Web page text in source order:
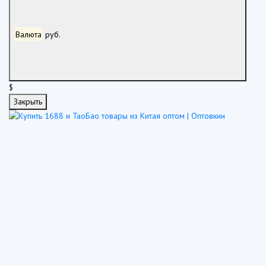
Валюта руб.
$
Закрыть